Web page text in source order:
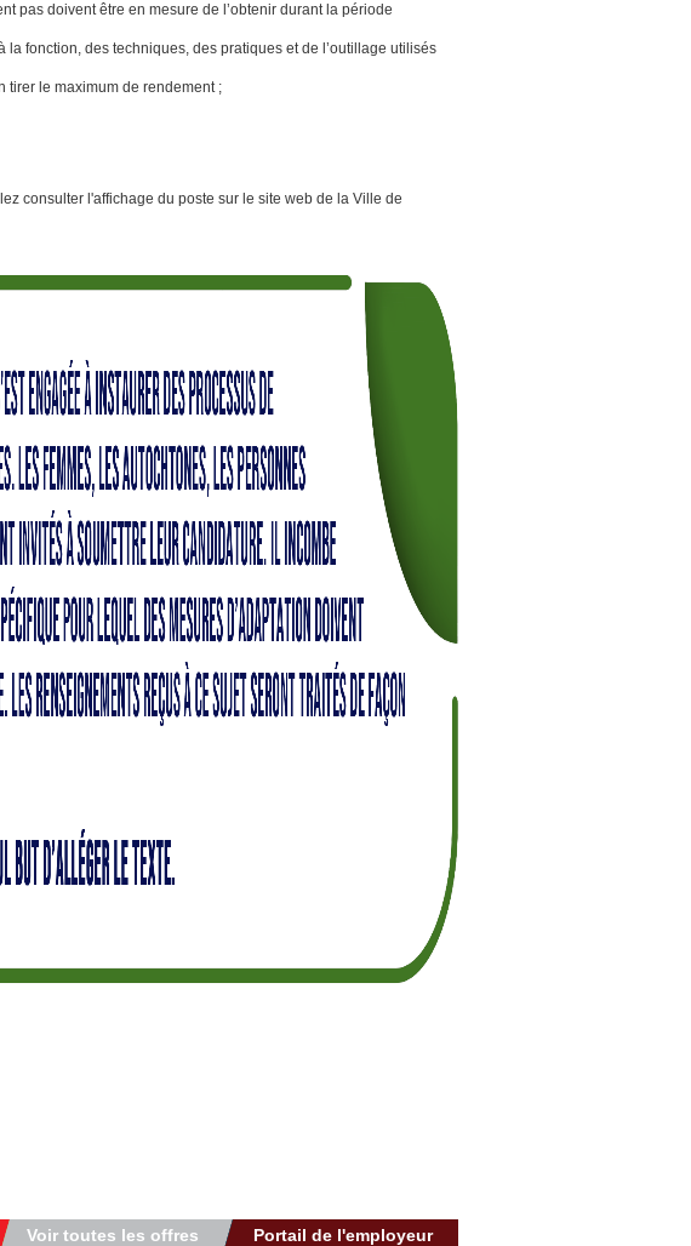
pas doivent être en mesure de l’obtenir durant la période
fonction, des techniques, des pratiques et de l’outillage utilisés
tirer le maximum de rendement ;
consulter l'affichage du poste sur le site web de la Ville de
Portail de l'employeur
Voir toutes les offres